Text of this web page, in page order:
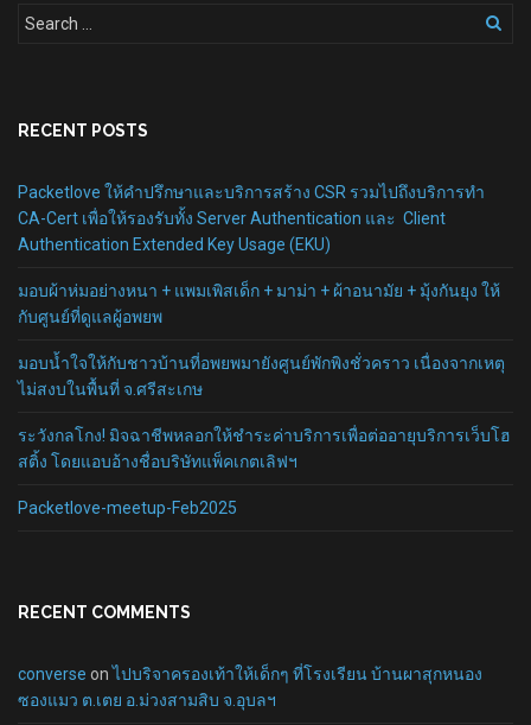
RECENT POSTS
Packetlove ให้คำปรึกษาและบริการสร้าง CSR รวมไปถึงบริการทำ
CA-Cert เพื่อให้รองรับทั้ง Server Authentication และ Client
Authentication Extended Key Usage (EKU)
มอบผ้าห่มอย่างหนา + แพมเพิสเด็ก + มาม่า + ผ้าอนามัย + มุ้งกันยุง ให้
กับศูนย์ที่ดูแลผู้อพยพ
มอบน้ำใจให้กับชาวบ้านที่อพยพมายังศูนย์พักพิงชั่วคราว เนื่องจากเหตุ
ไม่สงบในพื้นที่ จ.ศรีสะเกษ
ระวังกลโกง! มิจฉาชีพหลอกให้ชำระค่าบริการเพื่อต่ออายุบริการเว็บโฮ
สติ้ง โดยแอบอ้างชื่อบริษัทแพ็คเกตเลิฟฯ
Packetlove-meetup-Feb2025
RECENT COMMENTS
converse onไปบริจาครองเท้าให้เด็กๆ ที่โรงเรียน บ้านผาสุกหนอง
ซองแมว ต.เตย อ.ม่วงสามสิบ จ.อุบลฯ